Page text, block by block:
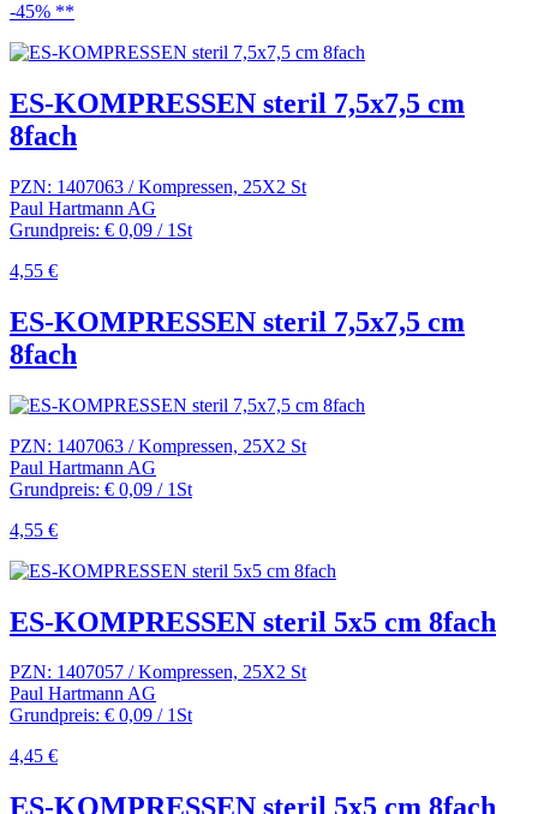
-45% **
ES-KOMPRESSEN steril 7,5x7,5 cm
8fach
PZN: 1407063 / Kompressen, 25X2 St
Paul Hartmann AG
Grundpreis: € 0,09 / 1St
4,55 €
ES-KOMPRESSEN steril 7,5x7,5 cm
8fach
PZN: 1407063 / Kompressen, 25X2 St
Paul Hartmann AG
Grundpreis: € 0,09 / 1St
4,55 €
ES-KOMPRESSEN steril 5x5 cm 8fach
PZN: 1407057 / Kompressen, 25X2 St
Paul Hartmann AG
Grundpreis: € 0,09 / 1St
4,45 €
ES-KOMPRESSEN steril 5x5 cm 8fach